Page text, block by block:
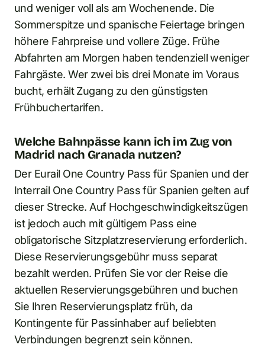
und weniger voll als am Wochenende. Die
Sommerspitze und spanische Feiertage bringen
höhere Fahrpreise und vollere Züge. Frühe
Abfahrten am Morgen haben tendenziell weniger
Fahrgäste. Wer zwei bis drei Monate im Voraus
bucht, erhält Zugang zu den günstigsten
Frühbuchertarifen.
Welche Bahnpässe kann ich im Zug von
Madrid nach Granada nutzen?
Der Eurail One Country Pass für Spanien und der
Interrail One Country Pass für Spanien gelten auf
dieser Strecke. Auf Hochgeschwindigkeitszügen
ist jedoch auch mit gültigem Pass eine
obligatorische Sitzplatzreservierung erforderlich.
Diese Reservierungsgebühr muss separat
bezahlt werden. Prüfen Sie vor der Reise die
aktuellen Reservierungsgebühren und buchen
Sie Ihren Reservierungsplatz früh, da
Kontingente für Passinhaber auf beliebten
Verbindungen begrenzt sein können.